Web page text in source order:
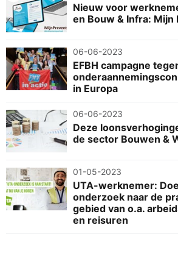
Nieuw voor
en Bouw & Infra: Mijn
06-06-2023
EFBH campagne
in Europa
06-06-2023
Deze
de sector Bouwen &
01-05-2023
UTA-werknemer:
onderzoek naar de
gebied van o.a.
en reisuren